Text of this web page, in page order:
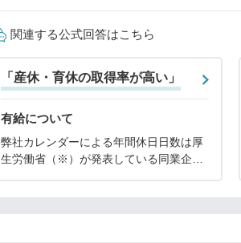
関連する公式回答はこちら
「産休・育休の取得率が高い」
有給について
弊社カレンダーによる年間休日日数は厚
生労働省（※）が発表している同業企業